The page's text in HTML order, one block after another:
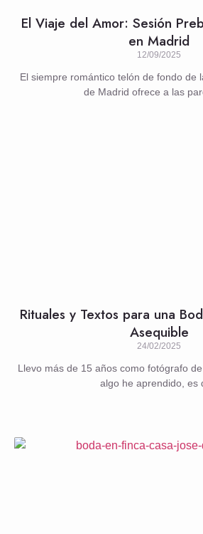
El Viaje del Amor: Sesión
en Madrid
12/09/2025
El siempre romántico telón de fondo de
de Madrid ofrece a las
Rituales y Textos para una
Asequible
24/02/2025
Llevo más de 15 años como fotógrafo
algo he aprendido, es